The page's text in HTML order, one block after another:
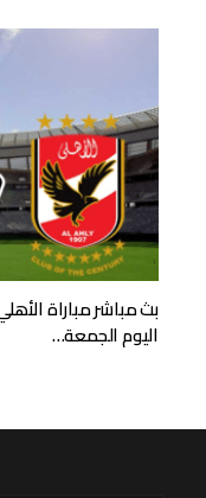
بث مباشر مباراة
اليوم الجمعة…